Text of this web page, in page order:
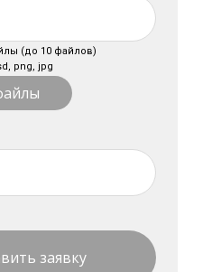
заявку
(до 10 файлов)
png, jpg